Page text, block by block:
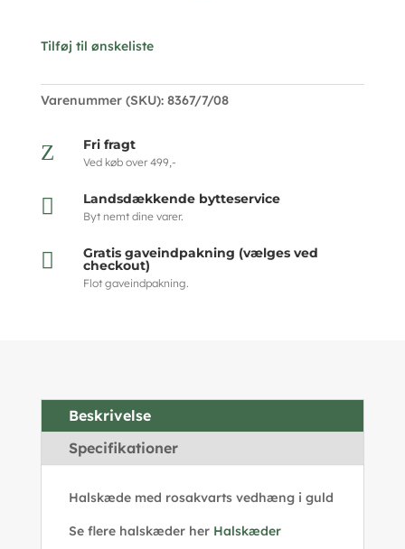
Tilføj til ønskeliste
Varenummer (SKU): 8367/7/08
Z Fri fragt
Ved køb over 499,-
 Landsdækkende bytteservice
Byt nemt dine varer.
 Gratis gaveindpakning (vælges ved
checkout)
Flot gaveindpakning.
Beskrivelse
Specifikationer
Halskæde med rosakvarts vedhæng i guld
Se flere halskæder her Halskæder